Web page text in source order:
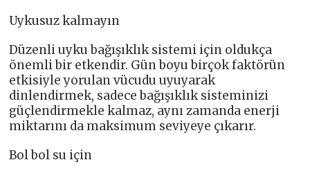
Uykusuz kalmayın
Düzenli uyku bağışıklık sistemi için oldukça
önemli bir etkendir. Gün boyu birçok faktörün
etkisiyle yorulan vücudu uyuyarak
dinlendirmek, sadece bağışıklık sisteminizi
güçlendirmekle kalmaz, aynı zamanda enerji
miktarını da maksimum seviyeye çıkarır.
Bol bol su için